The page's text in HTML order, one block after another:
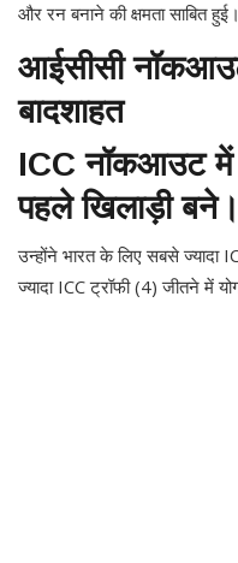
और रन बनाने की क्षमता साबित हुई।
आईसीसी
बादशाहत
ICC नॉकआउट में
पहले खिलाड़ी बने।
उन्होंने भारत के लिए सबसे
ज्यादा ICC ट्रॉफी (4) जीतने में